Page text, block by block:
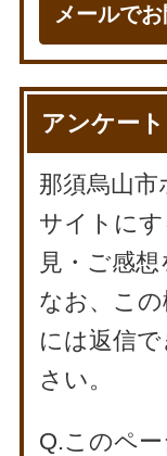
メールで
アンケート
那須烏山
サイトに
見・ご感
なお、こ
には返信
さい。
Q.このペ